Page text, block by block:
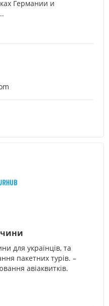
Германии и
для українців, та
пакетних турів. –
авіаквитків.